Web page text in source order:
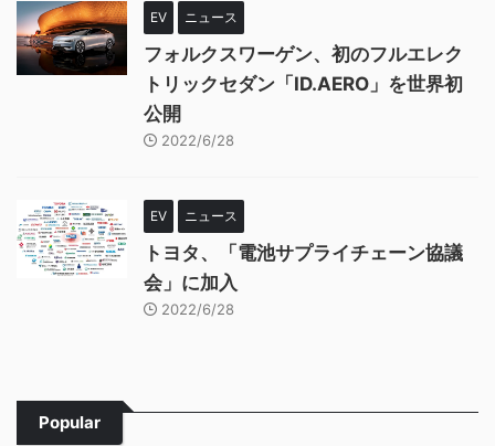
EV ニュース
フォルクスワーゲン、初のフルエレク
トリックセダン「ID.AERO」を世界初
公開
2022/6/28
EV ニュース
トヨタ、「電池サプライチェーン協議
会」に加入
2022/6/28
Popular